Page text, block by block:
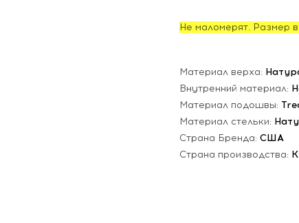
Не маломерят. Размер
Материал верха:
Внутренний материал:
Материал подошвы:
Материал стельки:
Страна Бренда: США
Страна производства: